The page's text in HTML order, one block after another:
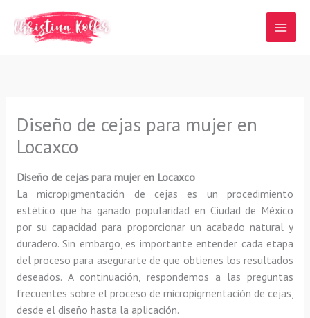
contenido
Diseño de cejas para mujer en
Locaxco
Diseño de cejas para mujer en Locaxco
La micropigmentación de cejas es un procedimiento
estético que ha ganado popularidad en Ciudad de México
por su capacidad para proporcionar un acabado natural y
duradero. Sin embargo, es importante entender cada etapa
del proceso para asegurarte de que obtienes los resultados
deseados. A continuación, respondemos a las preguntas
frecuentes sobre el proceso de micropigmentación de cejas,
desde el diseño hasta la aplicación.